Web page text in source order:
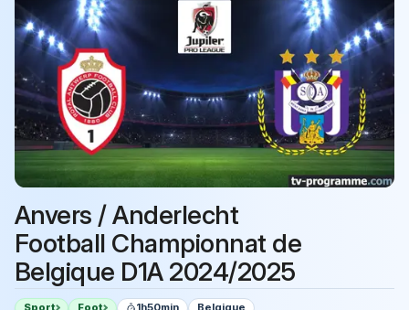
Anvers / Anderlecht
Football Championnat de
Belgique D1A 2024/2025